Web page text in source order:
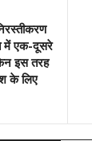
में एक-दूसरे
इस तरह
के लिए